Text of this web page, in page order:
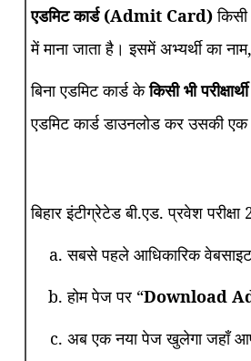
एडमिट कार्ड (Admit Card)किसी
में माना जाता है। इसमें अभ्यर्थी का
बिना एडमिट कार्ड केकिसी भी
एडमिट कार्ड डाउनलोड कर उसकी
बिहार इंटीग्रेटेड बी.एड. प्रवेश
सबसे पहले आधिकारिक
होम पेज पर “Download
अब एक नया पेज खुलेगा जहाँ